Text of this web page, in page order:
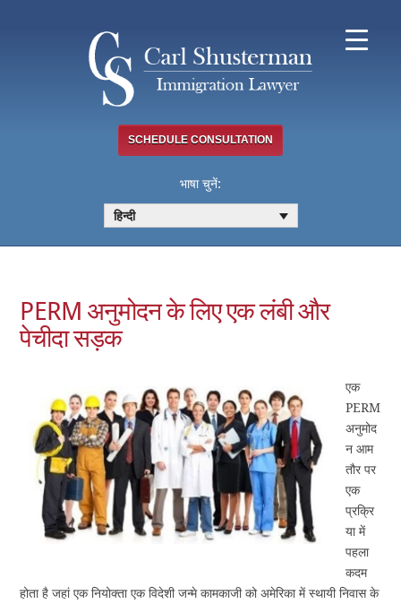
SCHEDULE CONSULTATION
भाषा चुनें:
हिन्दी
PERM अनुमोदन के लिए एक लंबी और
पेचीदा सड़क
एक
PERM
अनुमोद
न आम
तौर पर
एक
प्रक्रि
या में
पहला
कदम
होता है जहां एक नियोक्ता एक विदेशी जन्मे कामकाजी को अमेरिका में स्थायी निवास के